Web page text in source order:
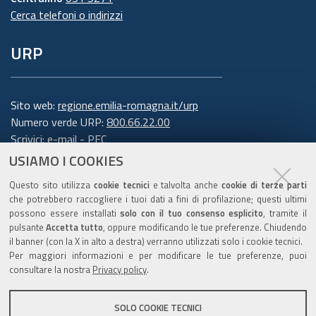
USIAMO I COOKIES
Questo sito utilizza cookie tecnici e talvolta anchecookie di terze parti
che potrebbero raccogliere i tuoi dati a fini di profilazione; questi ultimi
possono essere installatisolo con il tuo consenso esplicito, tramite il
pulsanteAccetta tutto, oppure modificando le tue preferenze. Chiudendo
il banner (con la X in alto a destra) verranno utilizzati solo i cookie tecnici.
Per maggiori informazioni e per modificare le tue preferenze, puoi
consultare la nostra Privacy policy.
SOLO COOKIE TECNICI
trattamento
effettuato dalla Giunta della Regione Emilia-
Romagna per lo svolgimento di funzioni
istituzionali e, pertanto, ai sensi dell'art. 6
comma 1 lett. e) del Regolamento europeo n.
679/2016, non necessita del suo consenso.I dati
personali sono trattati per la seguente
finalità: rispondere alle sue richieste
Per garantire l'efficienza del servizio, la
informiamo inoltre che i dati potrebbero essere
verificare il grado di soddisfazione degli utenti
Cerca telefoni o indirizzi
URP
Sito web: regione.emilia-romagna.it/urp
Numero verde URP: 800.66.22.00
Scrivici:e-mail-PEC
Trasparenza
Amministrazione trasparente
Note legali e copyright
Privacy e cookie
Gestisci i cookie
Dichiarazione di accessibilità